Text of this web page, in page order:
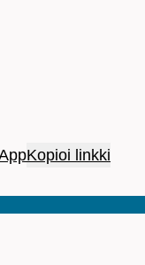
Kopioi linkki